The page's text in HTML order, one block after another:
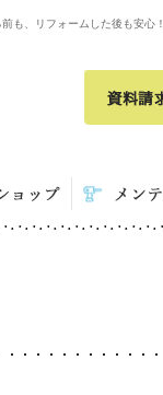
も、リフォームした後も安心！